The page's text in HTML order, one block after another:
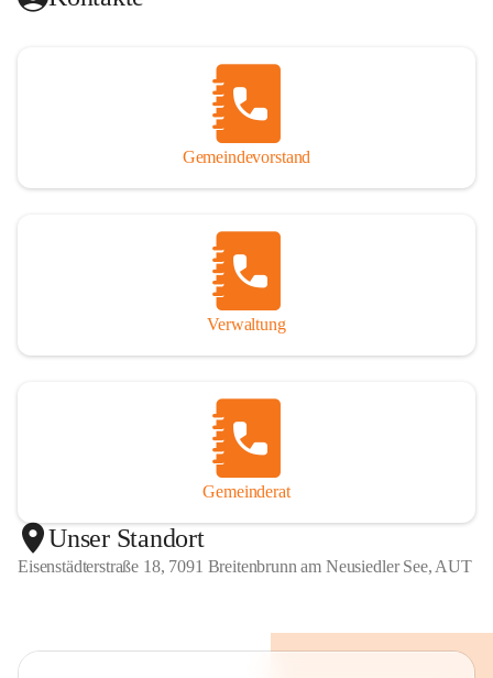
Gemeindevorstand
Verwaltung
Gemeinderat
Unser Standort
Eisenstädterstraße 18, 7091 Breitenbrunn am Neusiedler See, AUT